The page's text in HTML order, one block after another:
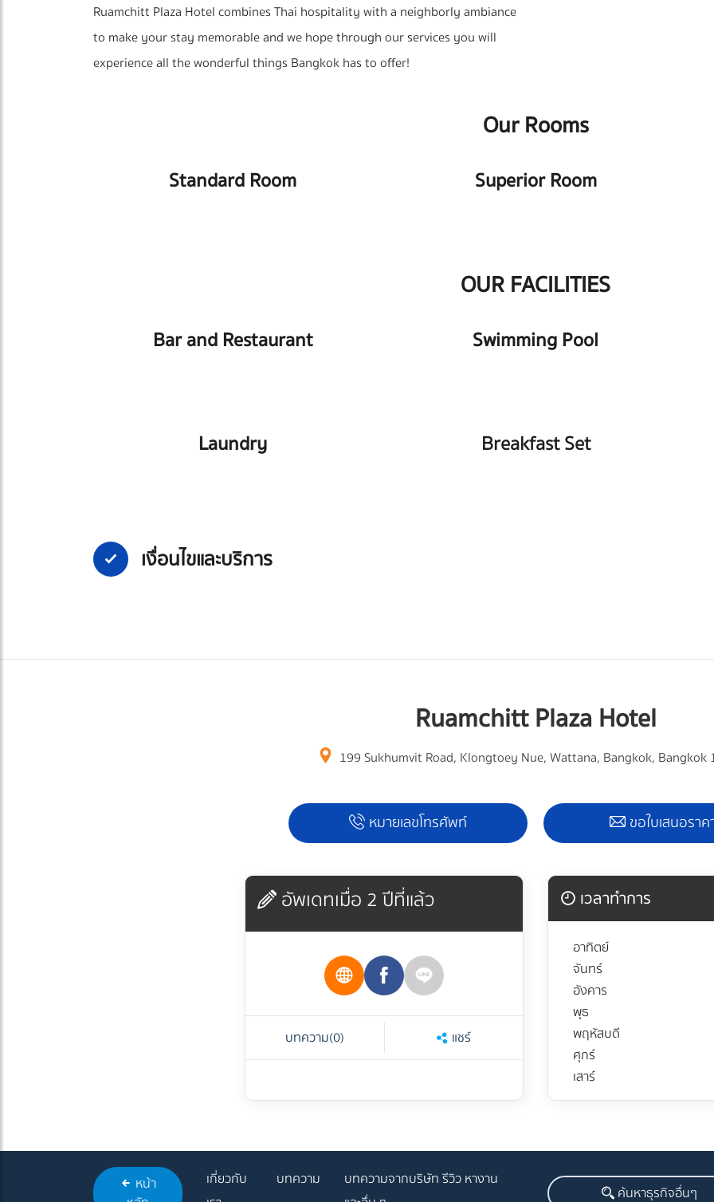
Ruamchitt Plaza Hotel combines Thai hospitality with a neighborly ambiance
to make your stay memorable and we hope through our services you will
experience all the wonderful things Bangkok has to offer!
Our Rooms
Standard Room Superior Room
OUR FACILITIES
Bar and Restaurant Swimming Pool
Laundry Breakfast Set
เงื่อนไขและบริการ
Ruamchitt Plaza Hotel
199 Sukhumvit Road, Klongtoey Nue, Wattana, Bangkok, Bangkok
หมายเลขโทรศัพท์ ขอใบเสนอราค
อัพเดทเมื่อ 2 ปีที่แล้ว
บทความ(0) แชร์
เวลาทำการ
อาทิตย์
จันทร์
อังคาร
พุธ
พฤหัสบดี
ศุกร์
เสาร์
หน้า
เกี่ยวกับ
บทความ
บทความจากบริษัท รีวิว หางาน
ค้นหาธุรกิจอื่นๆ